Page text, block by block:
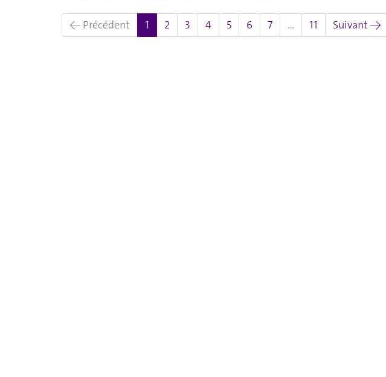
← Précédent 1 (actuel)
2 3 4 5 6 7 … 11 Suivant →